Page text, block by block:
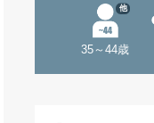
35～44歳
他